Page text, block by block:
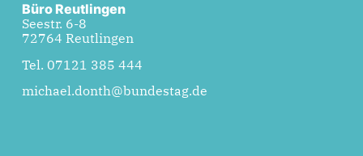
Büro Reutlingen
Seestr. 6-8
72764 Reutlingen
Tel. 07121 385 444
michael.donth@bundestag.de